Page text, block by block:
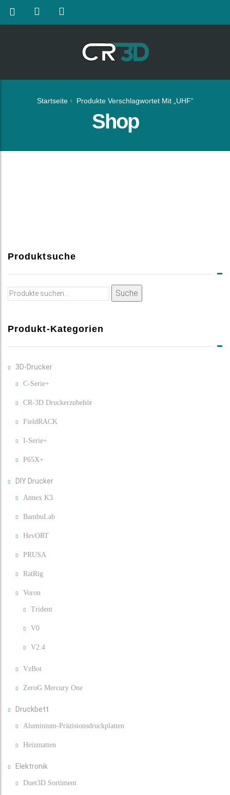
Startseite Produkte Verschlagwortet Mit „UHF“
Shop
Produktsuche
Suche
Suche
Produkt-Kategorien
3D-Drucker
C-Serie+
CR-3D Druckerzubehör
FieldRACK
I-Serie+
P65X+
DIY Drucker
Annex K3
BambuLab
HevORT
PRUSA
RatRig
Voron
Trident
V0
V2.4
VzBot
ZeroG Mercury One
Druckbett
Aluminium-Präzisionsdruckplatten
Heizmatten
Elektronik
Duet3D Sortiment